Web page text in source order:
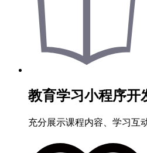
教育学习小程序开
充分展示课程内容、学习互